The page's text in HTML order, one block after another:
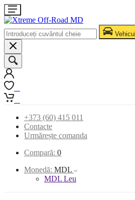
Vehicul
+373 (60) 415 011
Contacte
Urmărește comanda
Compară: 0
Monedă: MDL
MDL Leu